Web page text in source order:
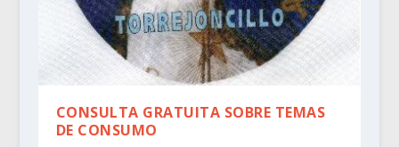
CONSULTA GRATUITA SOBRE TEMAS
DE CONSUMO